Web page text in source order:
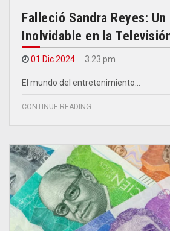
Falleció Sandra Reyes: Un
Inolvidable en la
01 Dic 2024 3.23 pm
El mundo del entretenimiento…
CONTINUE READING